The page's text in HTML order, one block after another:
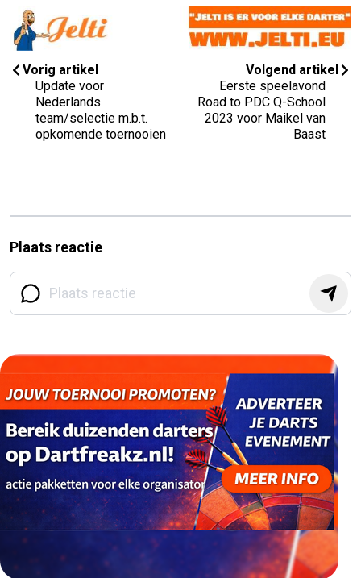
Vorig artikel
Update voor
Nederlands
team/selectie m.b.t.
opkomende toernooien
Volgend artikel
Eerste speelavond
Road to PDC Q-School
2023 voor Maikel van
Baast
Plaats reactie